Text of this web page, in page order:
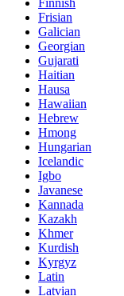
Frisian
Galician
Georgian
Gujarati
Haitian
Hausa
Hawaiian
Hebrew
Hmong
Hungarian
Icelandic
Igbo
Javanese
Kannada
Kazakh
Khmer
Kurdish
Kyrgyz
Latin
Latvian